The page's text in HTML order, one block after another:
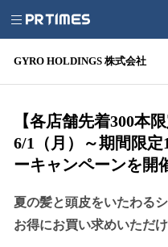
GYRO HOLDINGS 株式会社
【各店舗先着300本
6/1（月）～期間限
ーキャンペーンを開
夏の髪と頭皮をいたわる
お得にお買い求めいただ